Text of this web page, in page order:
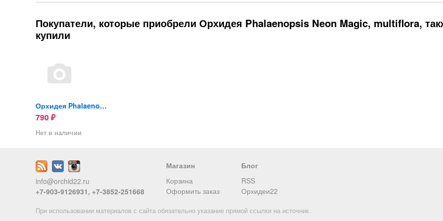
Покупатели, которые приобрели Орхидея Phalaenopsis Neon Magic, multiflora,
купили
Орхидея Phalaenopsis mini...
790 ₽
Нет в наличии
info@orchid22.ru
+7-903-9126931, +7-3852-251668
Магазин
Корзина
Оформить заказ
Блог
RSS
Орхидеи22
При использовании материалов с сайта обязательно указание прямой ссылки на источник.